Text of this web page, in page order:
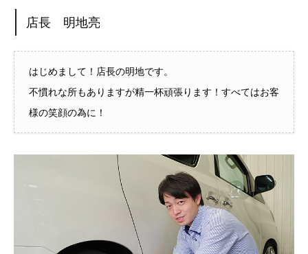
店長 明地亮
はじめまして！店長の明地です。
不慣れな所もありますが精一杯頑張ります！すべてはお客
様の笑顔の為に！